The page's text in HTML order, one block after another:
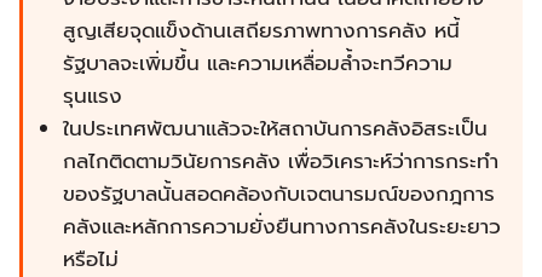
สูญเสียจุดแข็งด้านเสถียรภาพทางการคลัง หนี้
รัฐบาลจะเพิ่มขึ้น และความเหลื่อมล้ำจะทวีความ
รุนแรง
ในประเทศพัฒนาแล้วจะให้สถาบันการคลังอิสระเป็น
กลไกติดตามวินัยการคลัง เพื่อวิเคราะห์ว่าการกระทำ
ของรัฐบาลนั้นสอดคล้องกับเจตนารมณ์ของกฎการ
คลังและหลักการความยั่งยืนทางการคลังในระยะยาว
หรือไม่